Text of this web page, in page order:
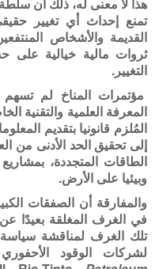
تمنع إحداث أي تغيير
القديمة والأشخاص
ثروات مالية خيالية على
التغيير.
مؤتمرات المناخ لم
المعرفة العلمية والتقنية
المُلزم قانونيا بتقديم
إلى تحقيق الحد الأدنى من
الطاقات المتجددة،
وبيئيا على الأرض.
والمفارقة أن الصفقات
في الغرف المغلقة بعيدًا
تلك الغرف لمناقشة سياسة
لشركات الوقود